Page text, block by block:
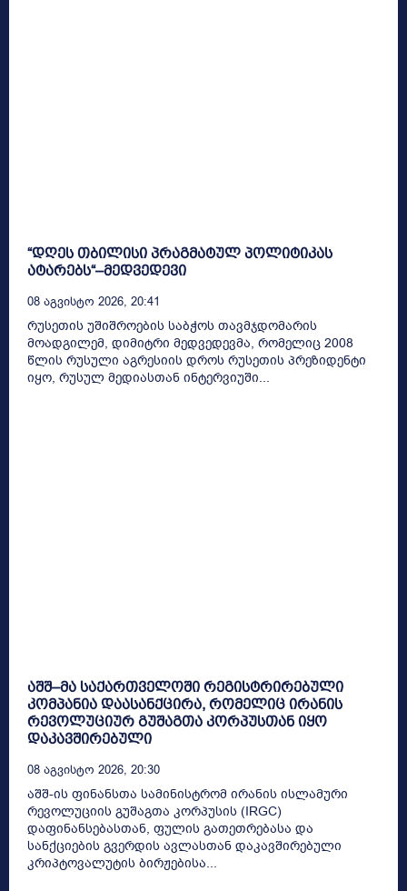
“დღეს თბილისი პრაგმატულ პოლიტიკას
ატარებს“–მედვედევი
08 Აგვისტო 2026, 20:41
რუსეთის უშიშროების საბჭოს თავმჯდომარის
მოადგილემ, დიმიტრი მედვედევმა, რომელიც 2008
წლის რუსული აგრესიის დროს რუსეთის პრეზიდენტი
იყო, რუსულ მედიასთან ინტერვიუში...
აშშ–მა საქართველოში რეგისტრირებული
კომპანია დაასანქცირა, რომელიც ირანის
რევოლუციურ გუშაგთა კორპუსთან იყო
დაკავშირებული
08 Აგვისტო 2026, 20:30
აშშ-ის ფინანსთა სამინისტრომ ირანის ისლამური
რევოლუციის გუშაგთა კორპუსის (IRGC)
დაფინანსებასთან, ფულის გათეთრებასა და
სანქციების გვერდის ავლასთან დაკავშირებული
კრიპტოვალუტის ბირჟებისა...